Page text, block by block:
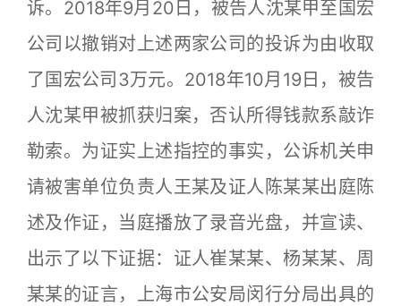
诉。2018年9月20日，被告人沈某甲至国宏
公司以撤销对上述两家公司的投诉为由收取
了国宏公司3万元。2018年10月19日，被告
人沈某甲被抓获归案，否认所得钱款系敲诈
勒索。为证实上述指控的事实，公诉机关申
请被害单位负责人王某及证人陈某某出庭陈
述及作证，当庭播放了录音光盘，并宣读、
出示了以下证据：证人崔某某、杨某某、周
某某的证言，上海市公安局闵行分局出具的